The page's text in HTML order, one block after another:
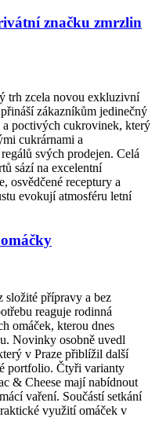
značku zmrzlin
trh zcela novou exkluzivní
zákazníkům jedinečný
poctivých cukrovinek, který
cukrárnami a
svých prodejen. Celá
sází na excelentní
osvědčené receptury a
evokují atmosféru letní
složité přípravy a bez
reaguje rodinná
omáček, kterou dnes
Novinky osobně uvedl
v Praze přiblížil další
portfolio. Čtyři varianty
& Cheese mají nabídnout
vaření. Součástí setkání
využití omáček v